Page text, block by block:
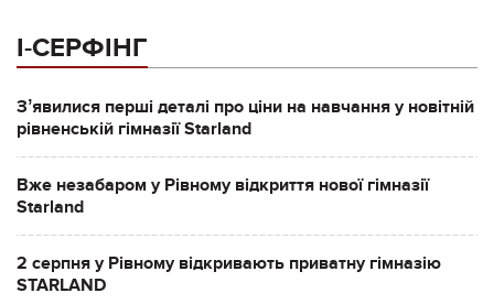
І-СЕРФІНГ
Зʼявилися перші деталі про ціни на навчання у новітній
рівненській гімназії Starland
Вже незабаром у Рівному відкриття нової гімназії
Starland
2 серпня у Рівному відкривають приватну гімназію
STARLAND